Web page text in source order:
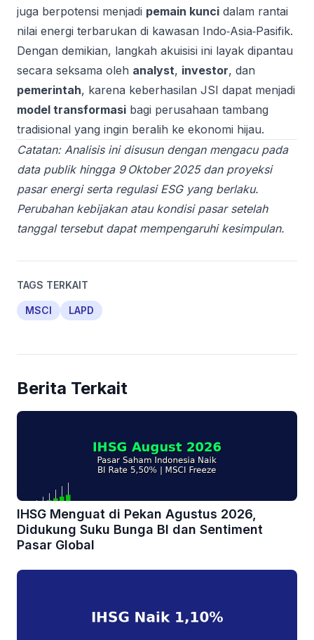
juga berpotensi menjadi pemain kunci dalam rantai
nilai energi terbarukan di kawasan Indo‑Asia‑Pasifik.
Dengan demikian, langkah akuisisi ini layak dipantau
secara seksama oleh analyst, investor, dan
pemerintah, karena keberhasilan JSI dapat menjadi
model transformasi bagi perusahaan tambang
tradisional yang ingin beralih ke ekonomi hijau.
Catatan: Analisis ini disusun dengan mengacu pada
data publik hingga 9 Oktober 2025 dan proyeksi
pasar energi serta regulasi ESG yang berlaku.
Perubahan kebijakan atau kondisi pasar setelah
tanggal tersebut dapat mempengaruhi kesimpulan.
TAGS TERKAIT
MSCI LAPD
Berita Terkait
IHSG Menguat di Pekan Agustus 2026,
Didukung Suku Bunga BI dan Sentiment
Pasar Global